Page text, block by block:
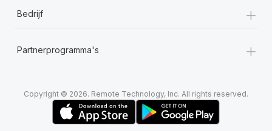
Bedrijf +
Partnerprogramma's +
Copyright © 2026. Remote Technology, Inc. All rights reserved.